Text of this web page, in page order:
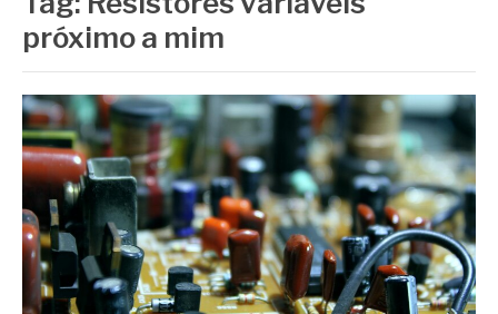
próximo a mim